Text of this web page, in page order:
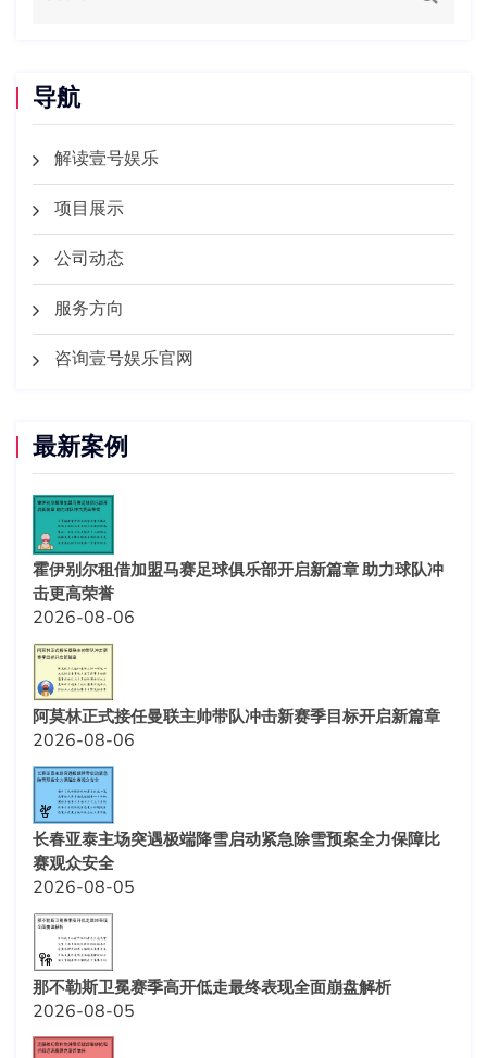
导航
解读壹号娱乐
项目展示
公司动态
服务方向
咨询壹号娱乐官网
最新案例
霍伊别尔租借加盟马赛足球俱乐部开启新篇章 助力球队冲
击更高荣誉
2026-08-06
阿莫林正式接任曼联主帅带队冲击新赛季目标开启新篇章
2026-08-06
长春亚泰主场突遇极端降雪启动紧急除雪预案全力保障比
赛观众安全
2026-08-05
那不勒斯卫冕赛季高开低走最终表现全面崩盘解析
2026-08-05